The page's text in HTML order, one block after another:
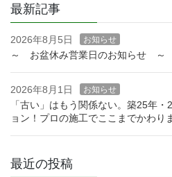
最新記事
2026年8月5日 お知らせ
～ お盆休み営業日のお知らせ ～
2026年8月1日 お知らせ
「古い」はもう関係ない。築25年
ョン！プロの施工でここまでかわり
最近の投稿